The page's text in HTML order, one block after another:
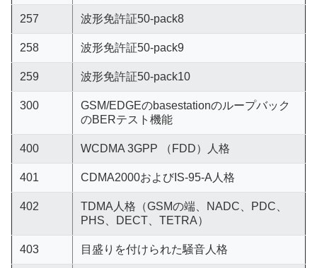
257 波形免許証50-pack8
258 波形免許証50-pack9
259 波形免許証50-pack10
300
GSM/EDGEのbasestationのループバック
のBERテスト機能
400 WCDMA 3GPP （FDD）人格
401 CDMA2000およびIS-95-A人格
402
TDMA人格（GSMの端、NADC、PDC、
PHS、DECT、TETRA）
403 目盛りを付けられた騒音人格